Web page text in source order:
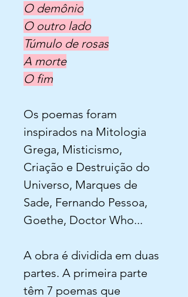
O demônio
O outro lado
Túmulo de rosas
A morte
O fim
Os poemas foram
inspirados na Mitologia
Grega, Misticismo,
Criação e Destruição do
Universo, Marques de
Sade, Fernando Pessoa,
Goethe, Doctor Who...
A obra é dividida em duas
partes. A primeira parte
têm 7 poemas que